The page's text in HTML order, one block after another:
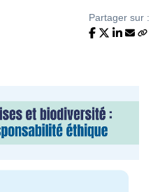
Partager sur :